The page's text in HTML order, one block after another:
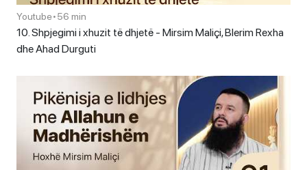
Youtube•56 min
10. Shpjegimi i xhuzit të dhjetë - Mirsim Maliçi, Blerim Rexha
dhe Ahad Durguti